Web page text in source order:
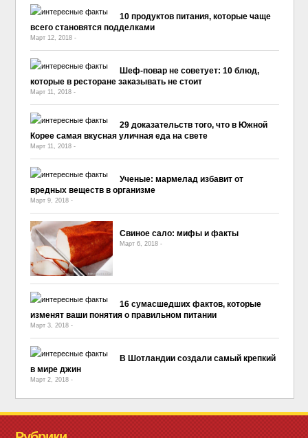
10 продуктов питания, которые чаще
всего становятся подделками
Март 12, 2018 -
Шеф-повар не советует: 10 блюд,
которые в ресторане заказывать не стоит
Март 11, 2018 -
29 доказательств того, что в Южной
Корее самая вкусная уличная еда на свете
Март 11, 2018 -
Ученые: мармелад избавит от
вредных веществ в организме
Март 9, 2018 -
Свиное сало: мифы и факты
Март 6, 2018 -
16 сумасшедших фактов, которые
изменят ваши понятия о правильном питании
Март 3, 2018 -
В Шотландии создали самый крепкий
в мире джин
Март 2, 2018 -